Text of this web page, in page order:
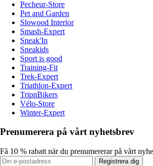
Pecheur-Store
Pet and Garden
Slowood Interior
Smash-Expert
Sneak'In
Sneakids
Sport is good
Training-Fit
Trek-Expert
Triathlon-Expert
TripnBikers
Vélo-Store
Winter-Expert
Prenumerera på vårt nyhetsbrev
Få 10 % rabatt när du prenumererar på vårt
Registrera dig